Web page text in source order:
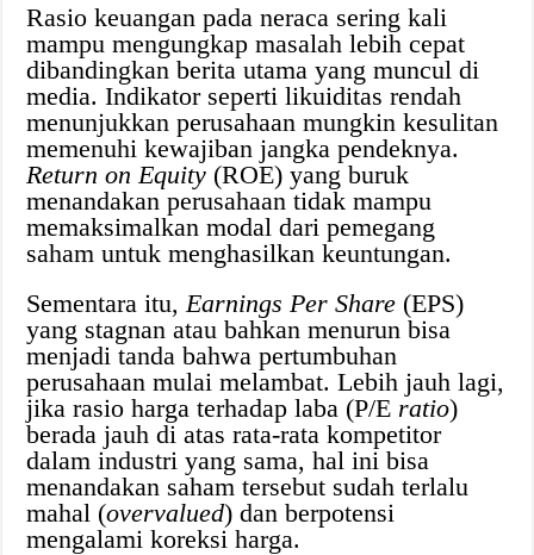
Rasio keuangan pada neraca sering kali
mampu mengungkap masalah lebih cepat
dibandingkan berita utama yang muncul di
media. Indikator seperti likuiditas rendah
menunjukkan perusahaan mungkin kesulitan
memenuhi kewajiban jangka pendeknya.
Return on Equity (ROE) yang buruk
menandakan perusahaan tidak mampu
memaksimalkan modal dari pemegang
saham untuk menghasilkan keuntungan.
Sementara itu, Earnings Per Share (EPS)
yang stagnan atau bahkan menurun bisa
menjadi tanda bahwa pertumbuhan
perusahaan mulai melambat. Lebih jauh lagi,
jika rasio harga terhadap laba (P/E ratio)
berada jauh di atas rata-rata kompetitor
dalam industri yang sama, hal ini bisa
menandakan saham tersebut sudah terlalu
mahal (overvalued) dan berpotensi
mengalami koreksi harga.